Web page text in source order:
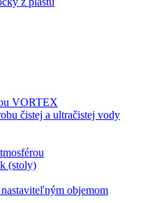
VORTEX
čistej a ultračistej vody
(stoly)
objemom